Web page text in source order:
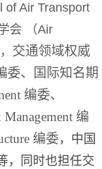
of Air Transport
会 （Air
交通领域权威
委、国际知名期
编委、
Management 编
编委 ，中国
，同时也担任交